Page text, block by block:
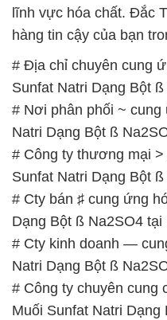
lĩnh vực hóa chất. Đắc
hàng tin cậy của bạn
# Địa chỉ chuyên cung
Sunfat Natri Dạng Bột
# Nơi phân phối ~
Natri Dạng Bột ß
# Công ty thương mại
Sunfat Natri Dạng Bột
# Cty bán ♯ cung ứng
Dạng Bột ß Na2SO4 tại
# Cty kinh doanh —
Natri Dạng Bột ß
# Công ty chuyên cung
Muối Sunfat Natri